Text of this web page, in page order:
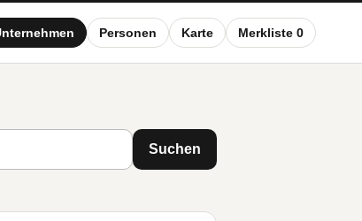
Personen Karte Merkliste 0
Suchen